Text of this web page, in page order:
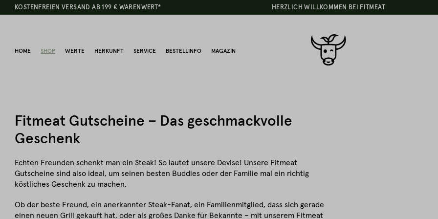
KOSTENFREIEN VERSAND AB 199 € WARENWERT* HERZLICH WILLKOMMEN BEI FITMEAT
HOME SHOP WERTE HERKUNFT SERVICE BESTELLINFO MAGAZIN
Fitmeat Gutscheine – Das geschmackvolle
Geschenk
Echten Freunden schenkt man ein Steak! So lautet unsere Devise! Unsere Fitmeat
Gutscheine sind also ideal, um seinen besten Buddies oder der Familie mal ein richtig
köstliches Geschenk zu machen.
Ob der beste Freund, ein anerkannter Steak-Fanat, ein Familienmitglied, dass sich gerade
einen neuen Grill gekauft hat, oder als großes Danke für Bekannte – mit unserem Fitmeat